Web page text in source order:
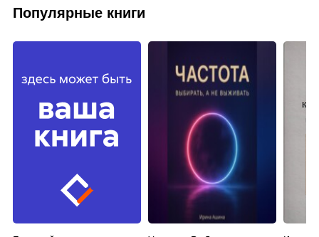
Популярные книги